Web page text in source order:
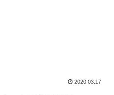
2020.03.17